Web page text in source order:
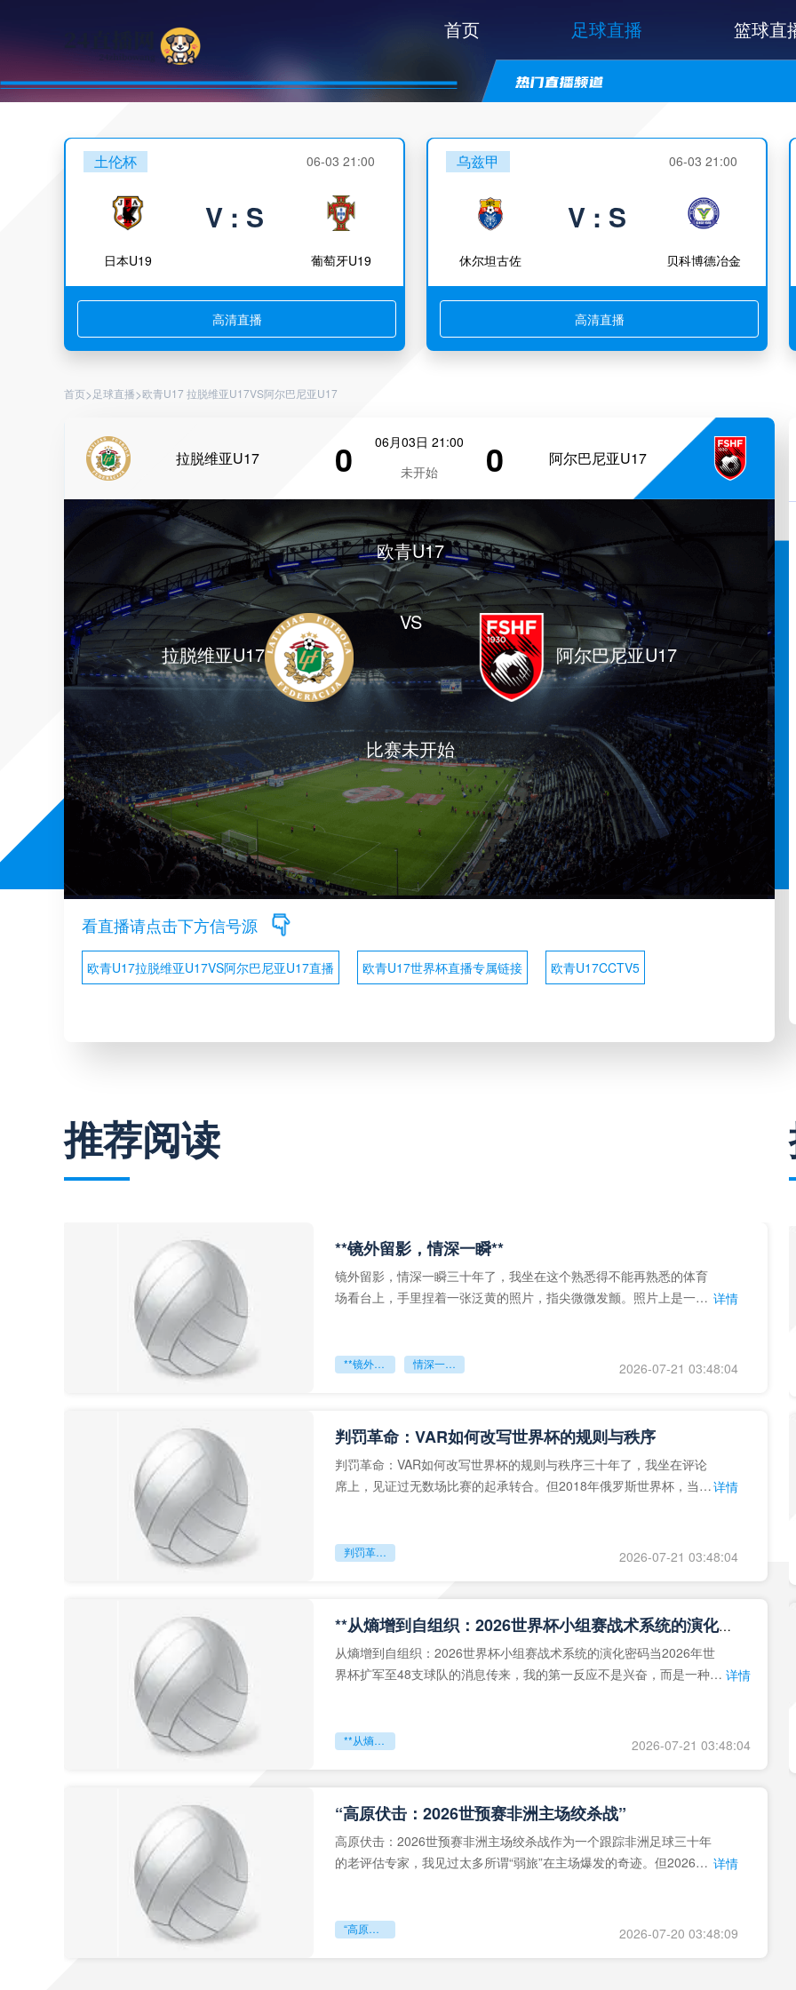
首页 足球直播 篮球直
土伦杯 06-03 21:00
日本U19
V : S
葡萄牙U19
高清直播
乌兹甲 06-03 21:00
休尔坦古佐
V : S
贝科博德冶金
高清直播
首页> 足球直播>欧青U17 拉脱维亚U17VS阿尔巴尼亚U17
拉脱维亚U17 0
06月03日 21:00
未开始
0 阿尔巴尼亚U17
拉脱维亚U17
欧青U17
VS
比赛未开始
阿尔巴尼亚U17
看直播请点击下方信号源
欧青U17拉脱维亚U17VS阿尔巴尼亚U17直播 欧青U17世界杯直播专属链接 欧青U17CCTV5
推荐阅读
**镜外留影，情深一瞬**
镜外留影，情深一瞬三十年了，我坐在这个熟悉得不能再熟悉的体育
场看台上，手里捏着一张泛黄的照片，指尖微微发颤。照片上是一个 详情
**镜外留影 情深一瞬** 2026-07-21 03:48:04
判罚革命：VAR如何改写世界杯的规则与秩序
判罚革命：VAR如何改写世界杯的规则与秩序三十年了，我坐在评论
席上，见证过无数场比赛的起承转合。但2018年俄罗斯世界杯，当
详情
判罚革命：VAR如何改写世界杯的规则与秩序 2026-07-21 03:48:04
**从熵增到自组织：2026世界杯小组赛战术系统的演化密码**
从熵增到自组织：2026世界杯小组赛战术系统的演化密码当2026年世
界杯扩军至48支球队的消息传来，我的第一反应不是兴奋，而是一种深 详情
**从熵增到自组织：2026世界杯小组赛战术系统的演化密码** 2026-07-21 03:48:04
“高原伏击：2026世预赛非洲主场绞杀战”
高原伏击：2026世预赛非洲主场绞杀战作为一个跟踪非洲足球三十年
的老评估专家，我见过太多所谓“弱旅”在主场爆发的奇迹。但2026年 详情
“高原伏击：2026世预赛非洲主场绞杀战” 2026-07-20 03:48:09